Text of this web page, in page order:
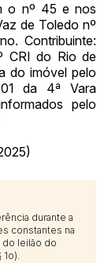
o nº 45 e nos
de Toledo nº
Contribuinte:
CRI do Rio de
do imóvel pelo
da 4ª Vara
pelo
durante a
constantes na
do leilão do
1o).